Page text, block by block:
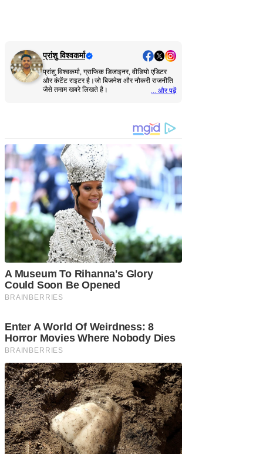
प्रांशु विश्वकर्मा
प्रांशु विश्वकर्मा, ग्राफिक डिजाइनर, वीडियो एडिटर
और कंटेंट राइटर है।जो बिजनेश और नौकरी राजनीति
जैसे तमाम खबरे लिखते है।
... और पढ़ें